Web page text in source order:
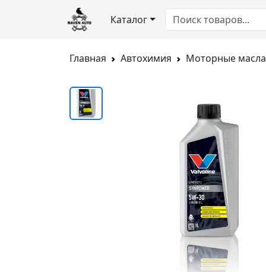
Каталог
Главная Автохимия Моторные масла